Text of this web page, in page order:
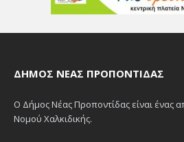
ΔΉΜΟΣ ΝΈΑΣ ΠΡΟΠΟΝΤΊΔΑΣ
Ο Δήμος Νέας Προποντίδας είναι ένας
Νομού Χαλκιδικής.